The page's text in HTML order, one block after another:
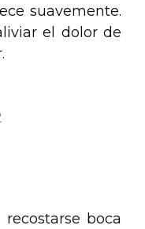
suavemente.
el dolor de
boca